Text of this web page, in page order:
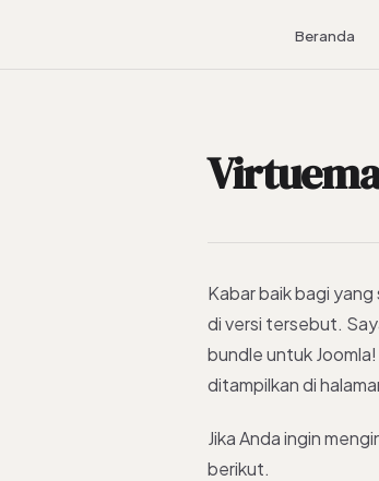
Beranda
Kabar baik bagi
di versi tersebut.
bundle untuk
ditampilkan di
Jika Anda ingin
berikut.